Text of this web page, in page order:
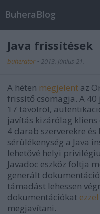
BuheraBlog
Java frissítések
buherator • 2013. június 21.
A héten megjelent az
frissítő csomagja. A
17 távolról,
javítás kizárólag
4 darab szerverekre és
sérülékenység a Java
lehetővé helyi
Javadoc eszköz foltja
generált
támadást lehessen
dokumentációkat
megjavítani.